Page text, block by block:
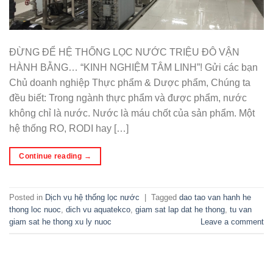
ĐỪNG ĐỂ HỆ THỐNG LỌC NƯỚC TRIỆU ĐÔ VẬN
HÀNH BẰNG… “KINH NGHIỆM TÂM LINH”! Gửi các bạn
Chủ doanh nghiệp Thực phẩm & Dược phẩm, Chúng ta
đều biết: Trong ngành thực phẩm và được phẩm, nước
không chỉ là nước. Nước là máu chốt của sản phẩm. Một
hệ thống RO, RODI hay […]
Continue reading →
Posted in Dịch vụ hệ thống lọc nước Tagged dao tao van hanh he
thong loc nuoc, dich vu aquatekco, giam sat lap dat he thong, tu van
giam sat he thong xu ly nuoc
Leave a comment